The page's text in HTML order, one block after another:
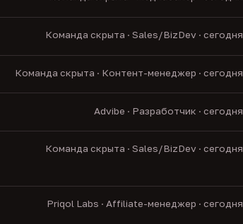
Команда скрыта · Sales/BizDev · сегодня
Команда скрыта · Контент-менеджер · сегодня
Advibe · Разработчик · сегодня
Команда скрыта · Sales/BizDev · сегодня
Priqol Labs · Affiliate-менеджер · сегодня